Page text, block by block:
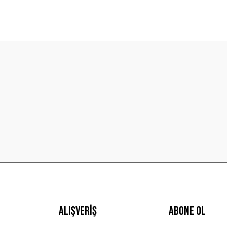
Alışveriş ABONE OL